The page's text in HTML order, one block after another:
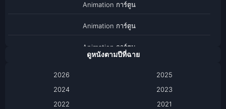
Animation การ์ตูน
Animation การ์ตูน
Animation การ์ตูน
ดูหนังตามปีที่ฉาย
2026
2025
2024
2023
2022
2021